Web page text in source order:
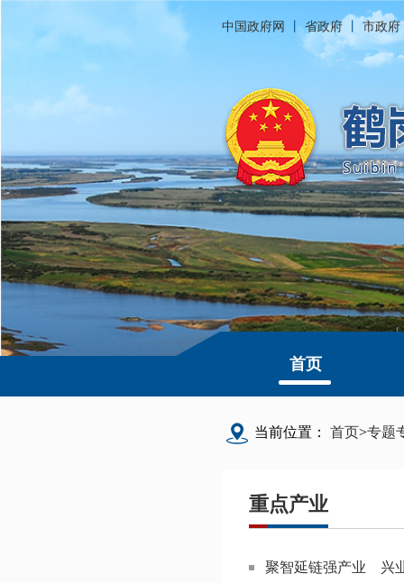
中国政府网 丨省政府 市政府
首页
当前位置： 首页>专题
重点产业
聚智延链强产业 兴